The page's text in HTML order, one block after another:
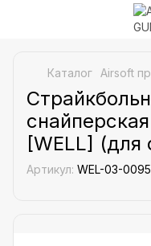
Каталог Airsoft
[WELL] (для
Артикул: WEL-03-